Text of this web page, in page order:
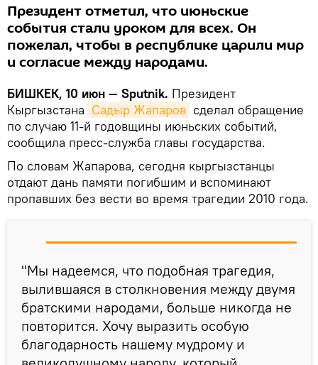
Президент отметил, что июньские
события стали уроком для всех. Он
пожелал, чтобы в республике царили мир
и согласие между народами.
БИШКЕК, 10 июн — Sputnik. Президент
Кыргызстана Садыр Жапаров сделал обращение
по случаю 11-й годовщины июньских событий,
сообщила пресс-служба главы государства.
По словам Жапарова, сегодня кыргызстанцы
отдают дань памяти погибшим и вспоминают
пропавших без вести во время трагедии 2010 года.
"Мы надеемся, что подобная трагедия,
вылившаяся в столкновения между двумя
братскими народами, больше никогда не
повторится. Хочу выразить особую
благодарность нашему мудрому и